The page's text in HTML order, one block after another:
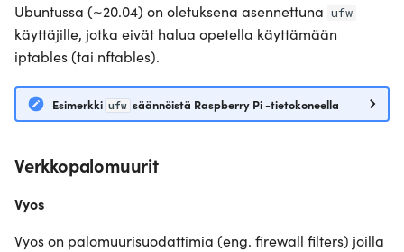
Ubuntussa (~20.04) on oletuksena asennettuna ufw
käyttäjille, jotka eivät halua opetella käyttämään
iptables (tai nftables).
Esimerkki ufw säännöistä Raspberry Pi -tietokoneella
Verkkopalomuurit
Vyos
Vyos on palomuurisuodattimia (eng. firewall filters) joilla